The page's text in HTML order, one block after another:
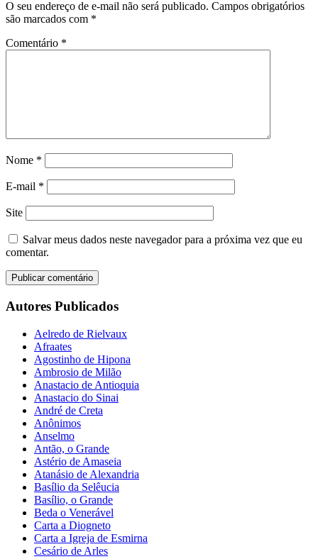
O seu endereço de e-mail não será publicado. Campos obrigatórios
são marcados com *
Comentário *
Nome *
E-mail *
Site
Salvar meus dados neste navegador para a próxima vez que eu
comentar.
Autores Publicados
Aelredo de Rielvaux
Afraates
Agostinho de Hipona
Ambrosio de Milão
Anastacio de Antioquia
Anastacio do Sinai
André de Creta
Anônimos
Anselmo
Antão, o Grande
Astério de Amaseia
Atanásio de Alexandria
Basílio da Selêucia
Basílio, o Grande
Beda o Venerável
Carta a Diogneto
Carta a Igreja de Esmirna
Cesário de Arles